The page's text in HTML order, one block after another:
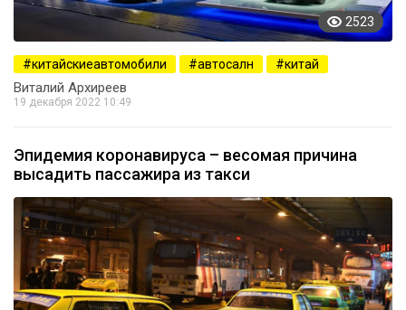
2523
китайскиеавтомобили автосалн китай
Виталий Архиреев
19 декабря 2022 10:49
Эпидемия коронавируса – весомая причина
высадить пассажира из такси